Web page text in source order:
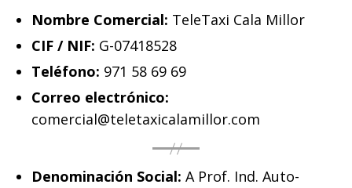
Nombre Comercial: TeleTaxi Cala Millor
CIF / NIF: G-07418528
Teléfono: 971 58 69 69
Correo electrónico:
comercial@teletaxicalamillor.com
Denominación Social: A Prof. Ind. Auto-